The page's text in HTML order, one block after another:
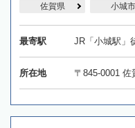
佐賀県 小城市
最寄駅 JR「小城駅」
所在地 〒845-0001 佐